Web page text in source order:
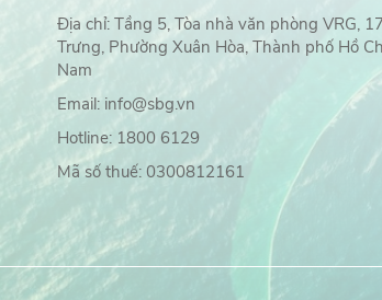
Địa chỉ: Tầng 5, Tòa nhà văn phòng VRG,
Trưng, Phường Xuân Hòa, Thành phố Hồ
Nam
Email: info@sbg.vn
Hotline: 1800 6129
Mã số thuế: 0300812161